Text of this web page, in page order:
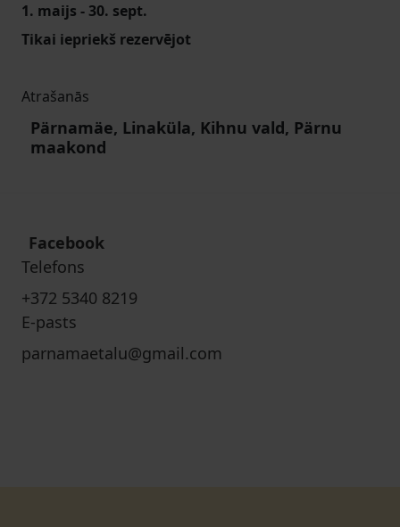
1. maijs - 30. sept.
Tikai iepriekš rezervējot
Atrašanās
Pärnamäe, Linaküla, Kihnu vald, Pärnu
maakond
Facebook
Telefons
+372 5340 8219
E-pasts
parnamaetalu@gmail.com